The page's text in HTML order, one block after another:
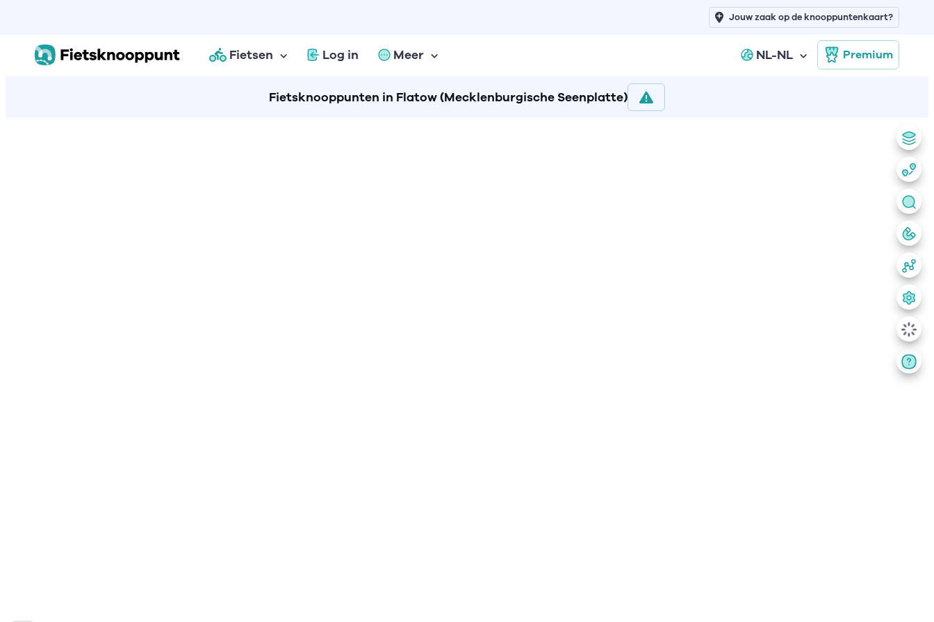
Fietsen Log in Meer NL-NL Premium
Jouw zaak op de knooppuntenkaart?
Fietsknooppunten in Flatow (Mecklenburgische Seenplatte)